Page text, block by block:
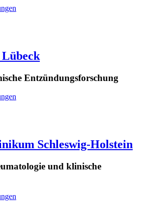
Entzündungsforschung
Schleswig-Holstein
und klinische